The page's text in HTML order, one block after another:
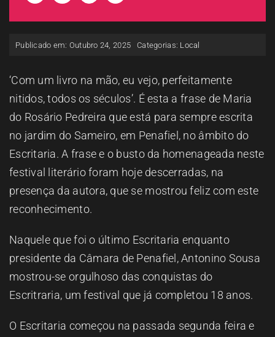
OUVIR
Publicado em: Outubro 24, 2025 Categorias: Local
‘Com um livro na mão, eu vejo, perfeitamente
nitidos, todos os séculos’. É esta a frase de Maria
do Rosário Pedreira que está para sempre escrita
no jardim do Sameiro, em Penafiel, no âmbito do
Escritaria. A frase e o busto da homenageada neste
festival literário foram hoje descerradas, na
presença da autora, que se mostrou feliz com este
reconhecimento.
Naquele que foi o último Escritaria enquanto
presidente da Câmara de Penafiel, Antonino Sousa
mostrou-se orgulhoso das conquistas do
Escritraria, um festival que já completou 18 anos.
O Escritaria começou na passada segunda feira e